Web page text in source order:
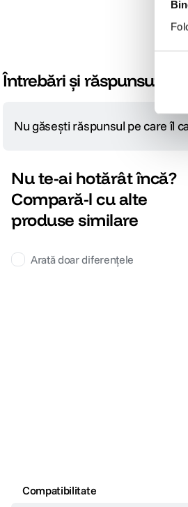
Întrebări și răspunsuri
Nu găsești răspunsul pe care îl
Nu te-ai hotărât încă?
Compară-l cu alte
produse similare
Arată doar diferențele
Compatibilitate